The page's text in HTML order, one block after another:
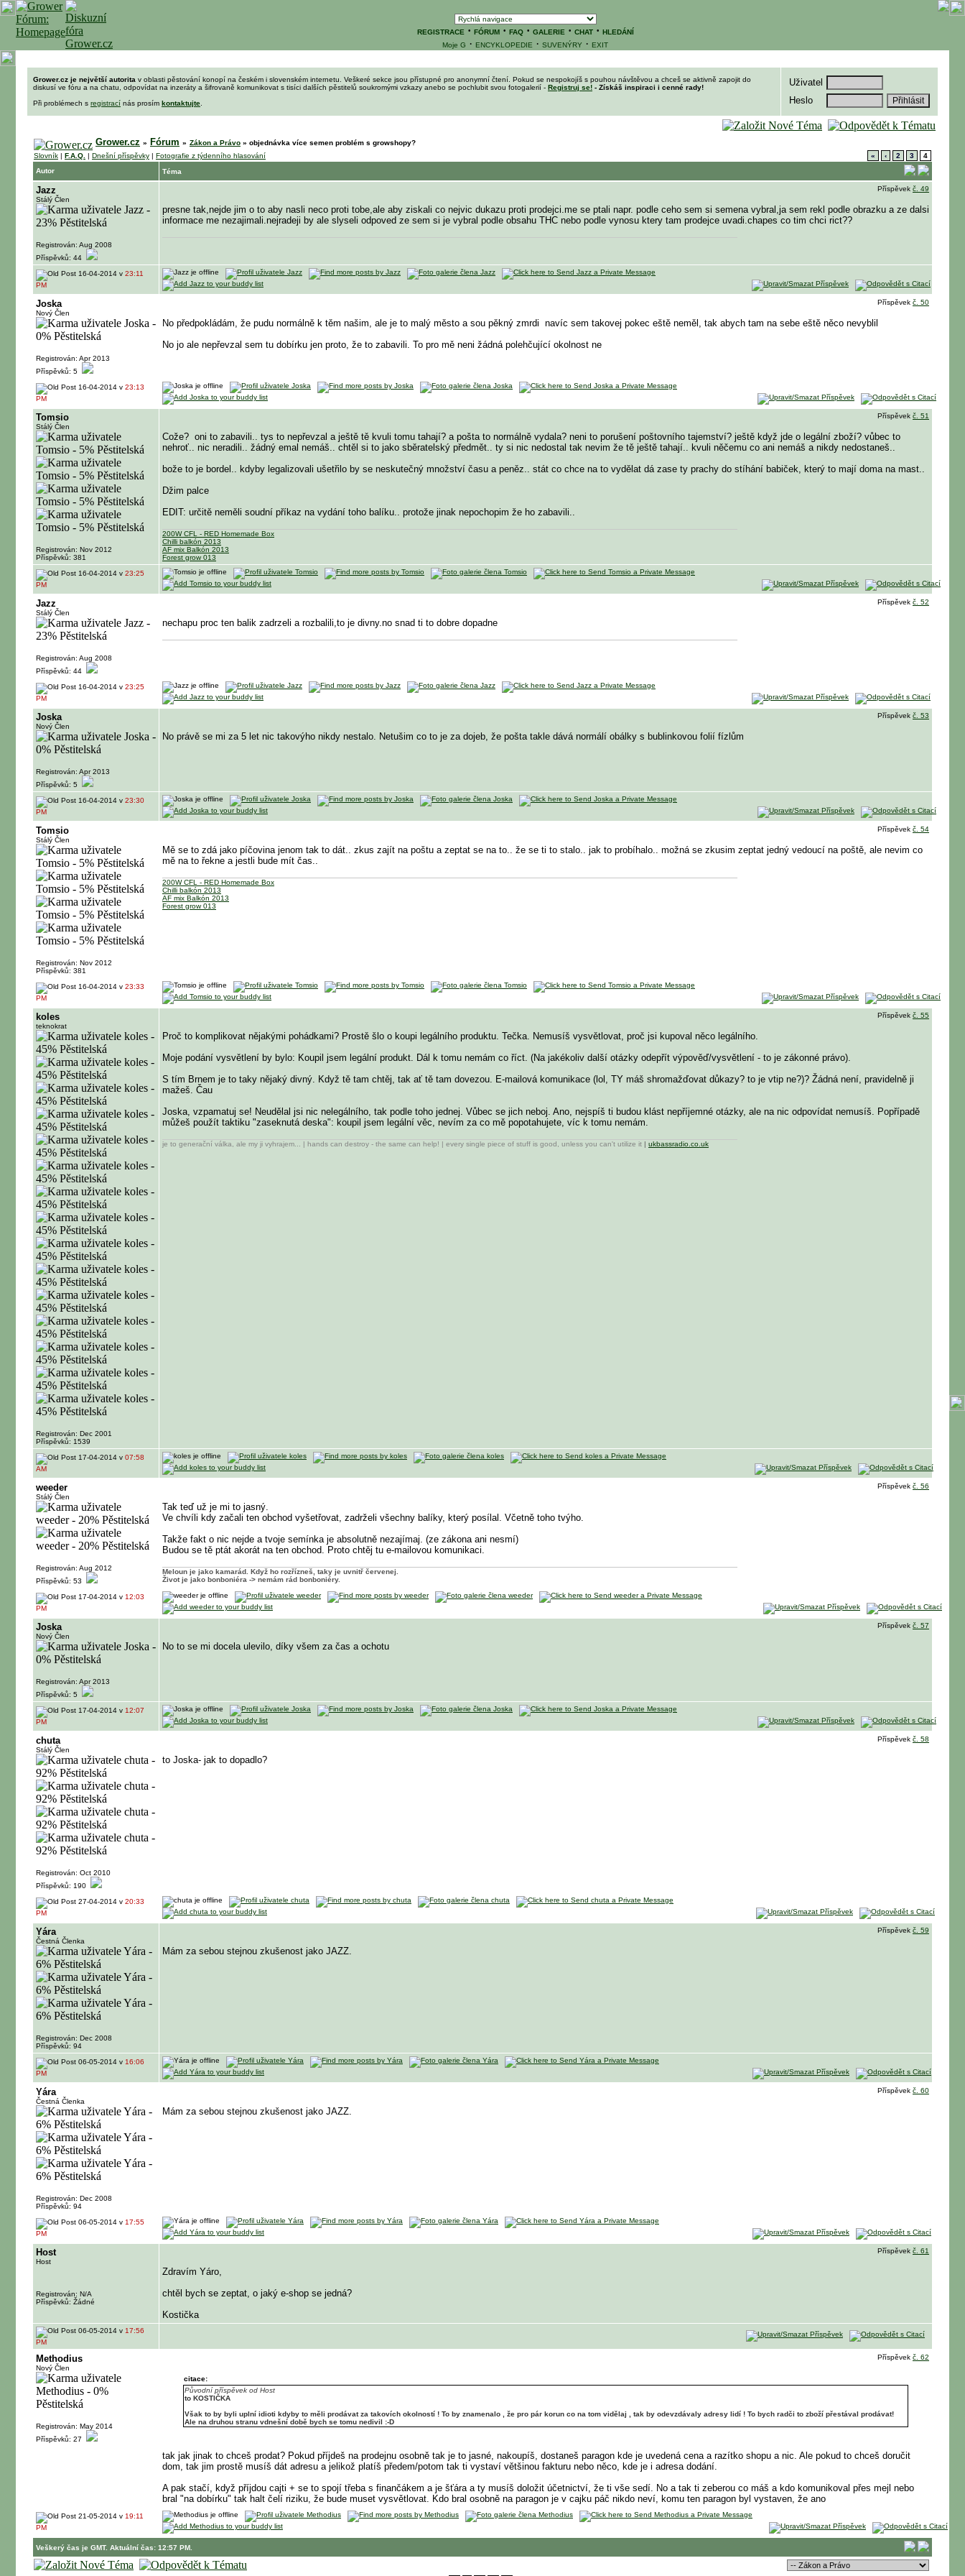
REGISTRACE · FÓRUM· FAQ· GALERIE · CHAT· HLEDÁNÍ
Moje G · ENCYKLOPEDIE · SUVENÝRY · EXIT
Grower.cz je největší autorita v oblasti pěstování konopí na českém i slovenském internetu. Veškeré sekce jsou přístupné pro anonymní čtení. Pokud se nespokojíš s pouhou návštěvou a chceš se aktivně zapojit do
diskusí ve fóru a na chatu, odpovídat na inzeráty a šifrovaně komunikovat s tisíci dalších pěstitelů soukromými vzkazy anebo se pochlubit svou fotogalerií - Registruj se! - Získáš inspiraci i cenné rady!
Při problémech s registrací nás prosím kontaktujte
Uživatel
Heslo
Grower.cz » Fórum » Zákon a Právo » objednávka více semen problém s growshopy?
Slovník | F.A.Q. | Dnešní příspěvky | Fotografie z týdenního hlasování « ‹ 2 3
4
Autor
Téma
Jazz
Stálý Člen
Registrován: Aug 2008
Příspěvků: 44
Příspěvek č. 49
presne tak,nejde jim o to aby nasli neco proti tobe,ale aby ziskali co nejvic dukazu proti prodejci.me se ptali napr. podle ceho sem si semena vybral,ja sem rekl podle obrazku a ze dalsi
informace me nezajimali.nejradeji by ale slyseli odpoved ze sem si je vybral podle obsahu THC nebo podle vynosu ktery tam prodejce uvadi.chapes co tim chci rict??
16-04-2014 v 23:11
PM
Joska
Nový Člen
Registrován: Apr 2013
Příspěvků: 5
Příspěvek č. 50
No předpokládám, že pudu normálně k těm našim, ale je to malý město a sou pěkný zmrdi navíc sem takovej pokec eště neměl, tak abych tam na sebe eště něco nevyblil
No jo ale nepřevzal sem tu dobírku jen proto, že to zabavili. To pro mě neni žádná polehčující okolnost ne
16-04-2014 v 23:13
PM
Tomsio
Stálý Člen
Registrován: Nov 2012
Příspěvků: 381
Příspěvek č. 51
Cože? oni to zabavili.. tys to nepřevzal a ještě tě kvuli tomu tahají? a pošta to normálně vydala? neni to porušení poštovního tajemství? ještě když jde o legální zboží? vůbec to
nehroť.. nic neradili.. žádný emal nemáš.. chtěl si to jako sběratelský předmět.. ty si nic nedostal tak nevim že tě ještě tahají.. kvuli něčemu co ani nemáš a nikdy nedostaneš..
bože to je bordel.. kdyby legalizovali ušetřilo by se neskutečný množství času a peněz.. stát co chce na to vydělat dá zase ty prachy do stíhání babiček, který to mají doma na mast..
Džim palce
EDIT: určitě neměli soudní příkaz na vydání toho balíku.. protože jinak nepochopim že ho zabavili..
200W CFL - RED Homemade Box
Chilli balkón 2013
AF mix Balkón 2013
Forest grow 013
16-04-2014 v 23:25
PM
Jazz
Stálý Člen
Registrován: Aug 2008
Příspěvků: 44
Příspěvek č. 52
nechapu proc ten balik zadrzeli a rozbalili,to je divny.no snad ti to dobre dopadne
16-04-2014 v 23:25
PM
Joska
Nový Člen
Registrován: Apr 2013
Příspěvků: 5
Příspěvek č. 53
No právě se mi za 5 let nic takovýho nikdy nestalo. Netušim co to je za dojeb, že pošta takle dává normálí obálky s bublinkovou folií fízlům
16-04-2014 v 23:30
PM
Tomsio
Stálý Člen
Registrován: Nov 2012
Příspěvků: 381
Příspěvek č. 54
Mě se to zdá jako píčovina jenom tak to dát.. zkus zajít na poštu a zeptat se na to.. že se ti to stalo.. jak to probíhalo.. možná se zkusim zeptat jedný vedoucí na poště, ale nevim co
mě na to řekne a jestli bude mít čas..
200W CFL - RED Homemade Box
Chilli balkón 2013
AF mix Balkón 2013
Forest grow 013
16-04-2014 v 23:33
PM
koles
teknokrat
Registrován: Dec 2001
Příspěvků: 1539
Příspěvek č. 55
Proč to komplikovat nějakými pohádkami? Prostě šlo o koupi legálního produktu. Tečka. Nemusíš vysvětlovat, proč jsi kupoval něco legálního.
Moje podání vysvětlení by bylo: Koupil jsem legální produkt. Dál k tomu nemám co říct. (Na jakékoliv další otázky odepřít výpověď/vysvětlení - to je zákonné právo).
S tím Brnem je to taky nějaký divný. Když tě tam chtěj, tak ať tě tam dovezou. E-mailová komunikace (lol, TY máš shromažďovat důkazy? to je vtip ne?)? Žádná není, pravidelně ji
mažeš. Čau
Joska, vzpamatuj se! Neudělal jsi nic nelegálního, tak podle toho jednej. Vůbec se jich neboj. Ano, nejspíš ti budou klást nepříjemné otázky, ale na nic odpovídat nemusíš. Popřípadě
můžeš použít taktiku "zaseknutá deska": koupil jsem legální věc, nevím za co mě popotahujete, víc k tomu nemám.
je to generační válka, ale my ji vyhrajem... | hands can destroy - the same can help! | every single piece of stuff is good, unless you can't utilize it | ukbassradio.co.uk
17-04-2014 v 07:58
AM
weeder
Stálý Člen
Registrován: Aug 2012
Příspěvků: 53
Příspěvek č. 56
Tak teď už je mi to jasný.
Ve chvíli kdy začali ten obchod vyšetřovat, zadrželi všechny balíky, který posílal. Včetně toho tvýho.
Takže fakt o nic nejde a tvoje semínka je absolutně nezajímaj. (ze zákona ani nesmí)
Budou se tě ptát akorát na ten obchod. Proto chtěj tu e-mailovou komunikaci.
Meloun je jako kamarád. Když ho rozřízneš, taky je uvnitř červenej.
Život je jako bonboniéra -> nemám rád bonboniéry.
17-04-2014 v 12:03
PM
Joska
Nový Člen
Registrován: Apr 2013
Příspěvků: 5
Příspěvek č. 57
No to se mi docela ulevilo, díky všem za čas a ochotu
17-04-2014 v 12:07
PM
chuta
Stálý Člen
Registrován: Oct 2010
Příspěvků: 190
Příspěvek č. 58
to Joska- jak to dopadlo?
27-04-2014 v 20:33
PM
Yára
Čestná Členka
Registrován: Dec 2008
Příspěvků: 94
Příspěvek č. 59
Mám za sebou stejnou zkušenost jako JAZZ.
06-05-2014 v 16:06
PM
Yára
Čestná Členka
Registrován: Dec 2008
Příspěvků: 94
Příspěvek č. 60
Mám za sebou stejnou zkušenost jako JAZZ.
06-05-2014 v 17:55
PM
Host
Host
Registrován: N/A
Příspěvků: Žádné
Příspěvek č. 61
Zdravím Yáro,
chtěl bych se zeptat, o jaký e-shop se jedná?
Kostička
06-05-2014 v 17:56
PM
Methodius
Nový Člen
Registrován: May 2014
Příspěvků: 27
Příspěvek č. 62
citace:
Původní příspěvek od Host
to KOSTIČKA
Však to by byli uplní idioti kdyby to měli prodávat za takovích okolností ! To by znamenalo , že pro pár korun co na tom vidělaj , tak by odevzdávaly adresy lidí ! To bych radči to zboží přestával prodávat!
Ale na druhou stranu vdnešní době bych se tomu nedivil :-D
tak jak jinak to chceš prodat? Pokud příjdeš na prodejnu osobně tak je to jasné, nakoupíš, dostaneš paragon kde je uvedená cena a razítko shopu a nic. Ale pokud to chceš doručit
dom, tak jim prostě musíš dát adresu a jelikož platíš předem/potom tak ti vystaví většinou fakturu nebo něco, kde je i adresa dodání.
A pak stačí, když příjdou cajti + se to spojí třeba s finančákem a je šťára a ty musíš doložit účetnictví, že ti vše sedí. No a tak ti zeberou co máš a kdo komunikoval přes mejl nebo
bral "na dobírku" tak halt čelí riziku, že bude muset vysvětlovat. Kdo bral osobně na paragon je v cajku páč nikdo neví, komu ten paragon byl vystaven, že ano
21-05-2014 v 19:11
PM
Veškerý čas je GMT. Aktuální čas: 12:57 PM.